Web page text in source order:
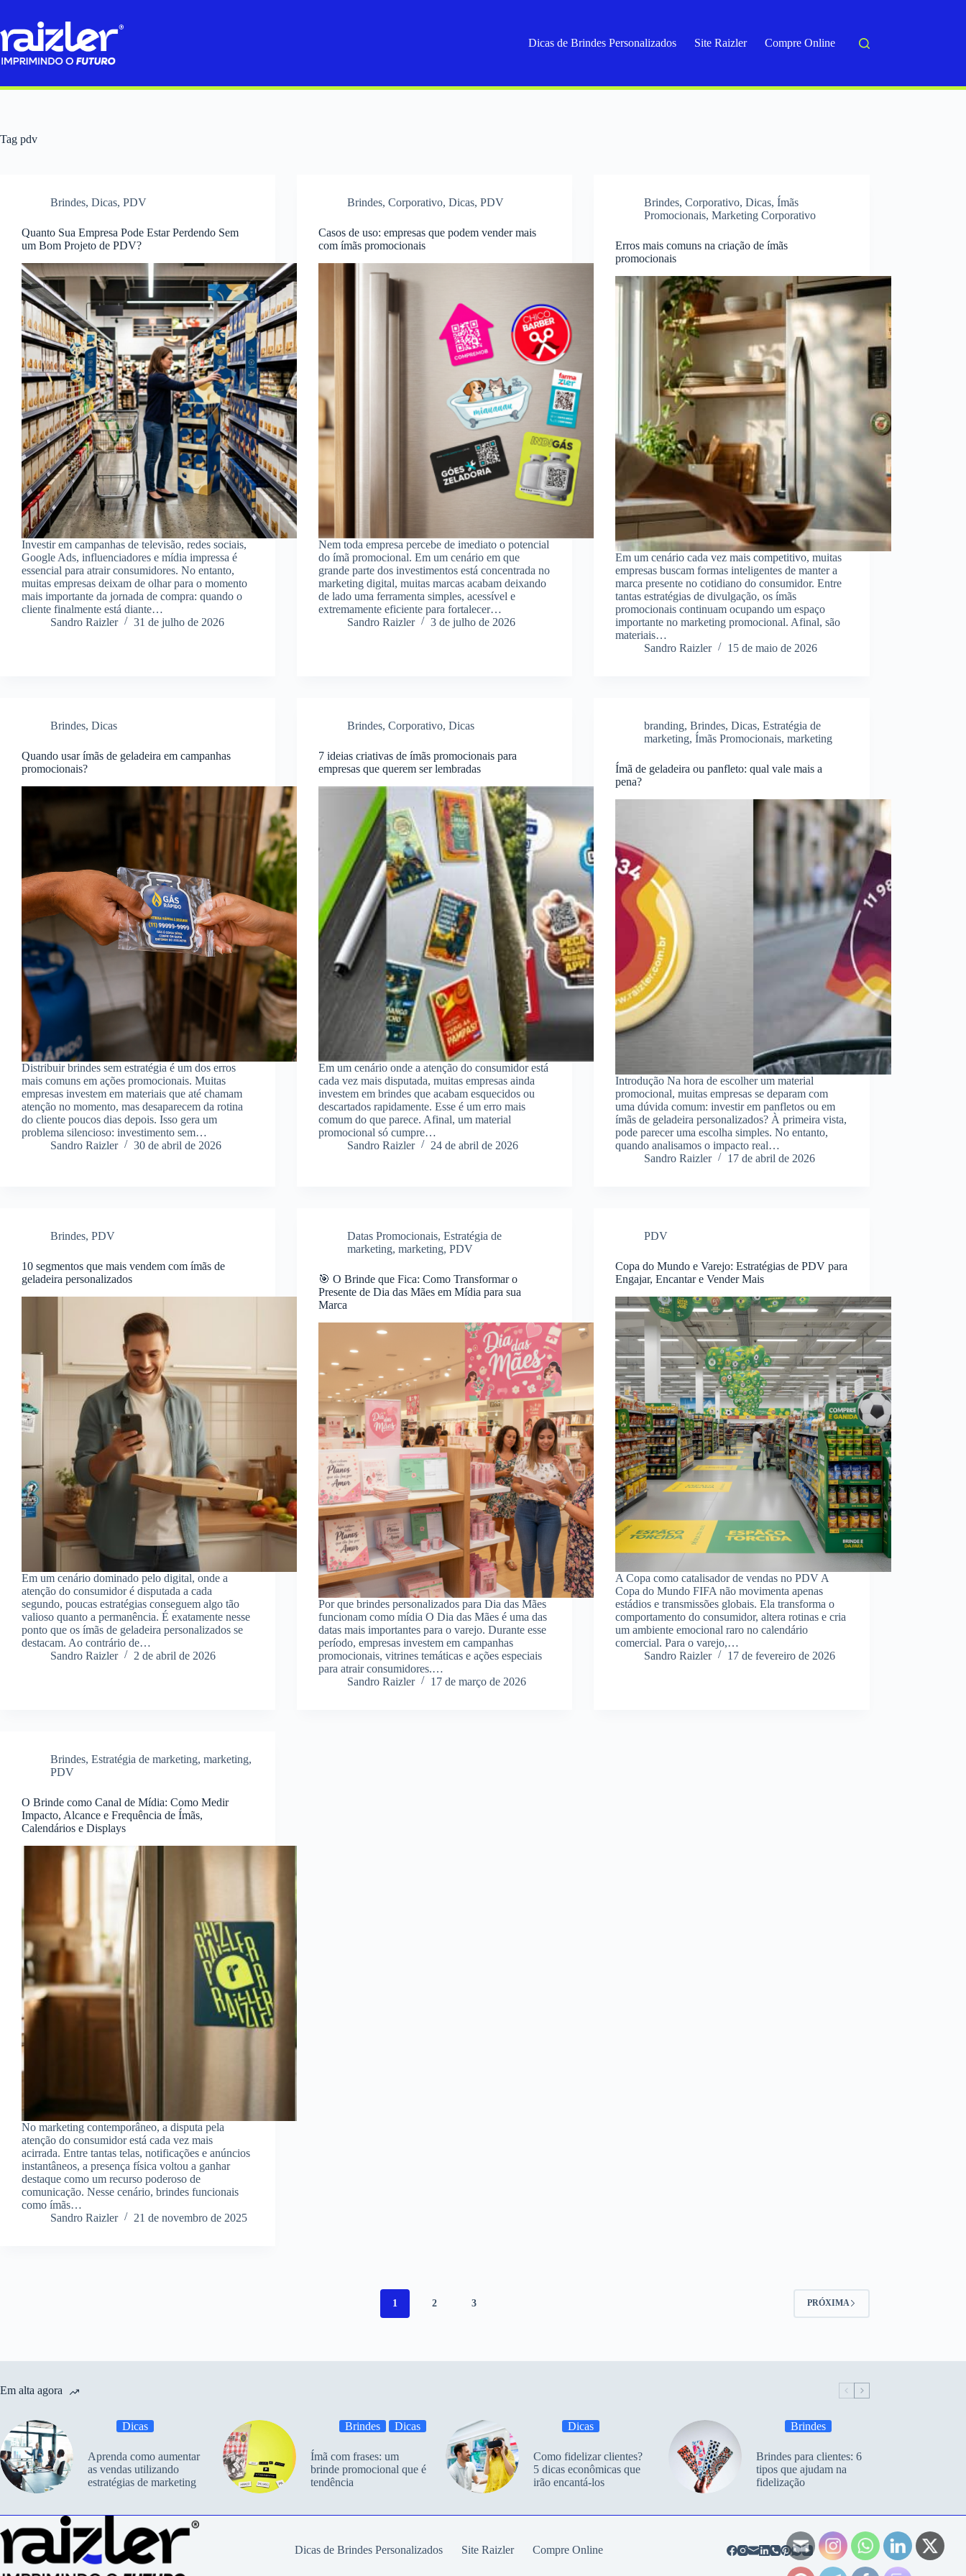
o
conteúdo
Dicas de Brindes Personalizados Site Raizler Compre Online
Tag pdv
Brindes, Dicas, PDV
Quanto Sua Empresa Pode Estar Perdendo Sem
um Bom Projeto de PDV?
Investir em campanhas de televisão, redes sociais,
Google Ads, influenciadores e mídia impressa é
essencial para atrair consumidores. No entanto,
muitas empresas deixam de olhar para o momento
mais importante da jornada de compra: quando o
cliente finalmente está diante…
Sandro Raizler
31 de julho de 2026
Brindes,Corporativo,Dicas,PDV
Casos de uso: empresas que podem vender mais
com ímãs promocionais
Nem toda empresa percebe de imediato o potencial
do ímã promocional. Em um cenário em que
grande parte dos investimentos está concentrada no
marketing digital, muitas marcas acabam deixando
de lado uma ferramenta simples, acessível e
extremamente eficiente para fortalecer…
Sandro Raizler
3 de julho de 2026
Brindes,Corporativo,Dicas,Ímãs
Promocionais,Marketing Corporativo
Erros mais comuns na criação de ímãs
promocionais
Em um cenário cada vez mais competitivo, muitas
empresas buscam formas inteligentes de manter a
marca presente no cotidiano do consumidor. Entre
tantas estratégias de divulgação, os ímãs
promocionais continuam ocupando um espaço
importante no marketing promocional. Afinal, são
materiais…
Sandro Raizler
15 de maio de 2026
Brindes, Dicas
Quando usar ímãs de geladeira em campanhas
promocionais?
Distribuir brindes sem estratégia é um dos erros
mais comuns em ações promocionais. Muitas
empresas investem em materiais que até chamam
atenção no momento, mas desaparecem da rotina
do cliente poucos dias depois. Isso gera um
problema silencioso: investimento sem…
Sandro Raizler
30 de abril de 2026
Brindes,Corporativo,Dicas
7 ideias criativas de ímãs promocionais para
empresas que querem ser lembradas
Em um cenário onde a atenção do consumidor está
cada vez mais disputada, muitas empresas ainda
investem em brindes que acabam esquecidos ou
descartados rapidamente. Esse é um erro mais
comum do que parece. Afinal, um material
promocional só cumpre…
Sandro Raizler
24 de abril de 2026
branding,Brindes,Dicas,Estratégia de
marketing,Ímãs Promocionais,marketing
Ímã de geladeira ou panfleto: qual vale mais a
pena?
Introdução Na hora de escolher um material
promocional, muitas empresas se deparam com
uma dúvida comum: investir em panfletos ou em
ímãs de geladeira personalizados? À primeira vista,
pode parecer uma escolha simples. No entanto,
quando analisamos o impacto real…
Sandro Raizler
17 de abril de 2026
Brindes, PDV
10 segmentos que mais vendem com ímãs de
geladeira personalizados
Em um cenário dominado pelo digital, onde a
atenção do consumidor é disputada a cada
segundo, poucas estratégias conseguem algo tão
valioso quanto a permanência. É exatamente nesse
ponto que os ímãs de geladeira personalizados se
destacam. Ao contrário de…
Sandro Raizler
2 de abril de 2026
Datas Promocionais,Estratégia de
marketing,marketing,PDV
🎯 O Brinde que Fica: Como Transformar o
Presente de Dia das Mães em Mídia para sua
Marca
Por que brindes personalizados para Dia das Mães
funcionam como mídia O Dia das Mães é uma das
datas mais importantes para o varejo. Durante esse
período, empresas investem em campanhas
promocionais, vitrines temáticas e ações especiais
para atrair consumidores.…
Sandro Raizler
17 de março de 2026
PDV
Copa do Mundo e Varejo: Estratégias de PDV para
Engajar, Encantar e Vender Mais
A Copa como catalisador de vendas no PDV A
Copa do Mundo FIFA não movimenta apenas
estádios e transmissões globais. Ela transforma o
comportamento do consumidor, altera rotinas e cria
um ambiente emocional raro no calendário
comercial. Para o varejo,…
Sandro Raizler
17 de fevereiro de 2026
Brindes, Estratégia de marketing, marketing,
PDV
O Brinde como Canal de Mídia: Como Medir
Impacto, Alcance e Frequência de Ímãs,
Calendários e Displays
No marketing contemporâneo, a disputa pela
atenção do consumidor está cada vez mais
acirrada. Entre tantas telas, notificações e anúncios
instantâneos, a presença física voltou a ganhar
destaque como um recurso poderoso de
comunicação. Nesse cenário, brindes funcionais
como ímãs…
Sandro Raizler
21 de novembro de 2025
1 2 3 PRÓXIMA
Em alta agora
Dicas
Aprenda como aumentar
as vendas utilizando
estratégias de marketing
Brindes Dicas
Ímã com frases: um
brinde promocional que é
tendência
Dicas
Como fidelizar clientes?
5 dicas econômicas que
irão encantá-los
Brindes
Brindes para clientes: 6
tipos que ajudam na
fidelização
Dicas de Brindes Personalizados Site Raizler Compre Online